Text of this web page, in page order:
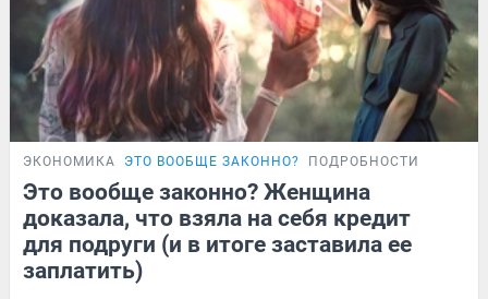
ЭКОНОМИКА ЭТО ВООБЩЕ ЗАКОННО? ПОДРОБНОСТИ
Это вообще законно? Женщина
доказала, что взяла на себя кредит
для подруги (и в итоге заставила ее
заплатить)